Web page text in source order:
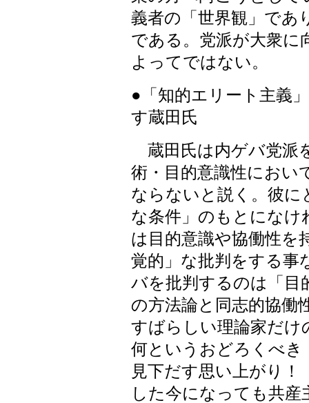
義者の「世界観」であ
である。党派が大衆に
よってではない。
●「知的エリート主義
す蔵田氏
蔵田氏は内ゲバ党派
術・目的意識性におい
ならないと説く。彼に
な条件」のもとにな
は目的意識や協働性を
覚的」な批判をする事
バを批判するのは「目
の方法論と同志的協働
すばらしい理論家だけ
何というおどろくべき
見下だす思い上がり
した今になっても共